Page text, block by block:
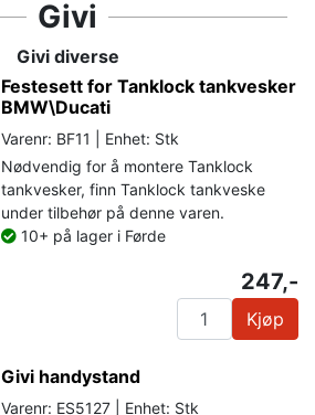
Givi
Givi diverse
Festesett for Tanklock tankvesker
BMW\Ducati
Varenr: BF11 | Enhet: Stk
Nødvendig for å montere Tanklock
tankvesker, finn Tanklock tankveske
under tilbehør på denne varen.
10+ på lager i Førde
247,-
Kjøp
Givi handystand
Varenr: ES5127 | Enhet: Stk